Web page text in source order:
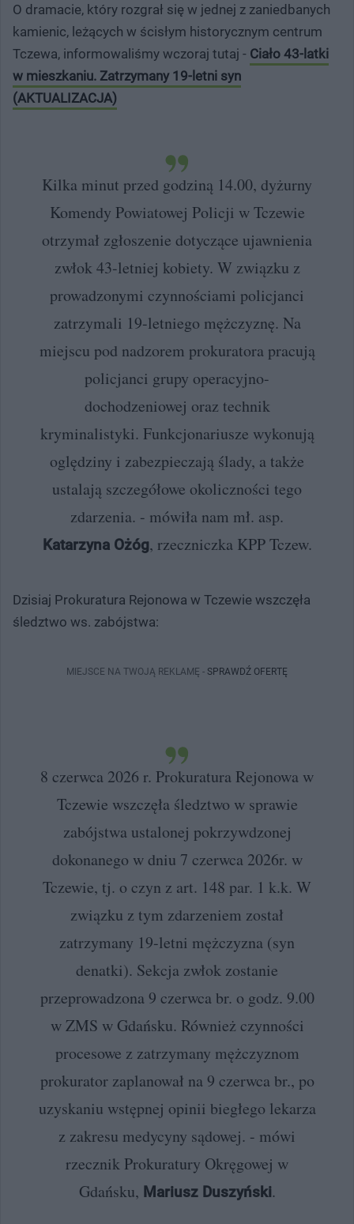
O dramacie, który rozgrał się w jednej z zaniedbanych
kamienic, leżących w ścisłym historycznym centrum
Tczewa, informowaliśmy wczoraj tutaj - Ciało 43-latki
w mieszkaniu. Zatrzymany 19-letni syn
(AKTUALIZACJA)
Kilka minut przed godziną 14.00, dyżurny
Komendy Powiatowej Policji w Tczewie
otrzymał zgłoszenie dotyczące ujawnienia
zwłok 43-letniej kobiety. W związku z
prowadzonymi czynnościami policjanci
zatrzymali 19-letniego mężczyznę. Na
miejscu pod nadzorem prokuratora pracują
policjanci grupy operacyjno-
dochodzeniowej oraz technik
kryminalistyki. Funkcjonariusze wykonują
oględziny i zabezpieczają ślady, a także
ustalają szczegółowe okoliczności tego
zdarzenia. - mówiła nam mł. asp.
Katarzyna Ożóg, rzeczniczka KPP Tczew.
Dzisiaj Prokuratura Rejonowa w Tczewie wszczęła
śledztwo ws. zabójstwa:
MIEJSCE NA TWOJĄ REKLAMĘ - SPRAWDŹ OFERTĘ
8 czerwca 2026 r. Prokuratura Rejonowa w
Tczewie wszczęła śledztwo w sprawie
zabójstwa ustalonej pokrzywdzonej
dokonanego w dniu 7 czerwca 2026r. w
Tczewie, tj. o czyn z art. 148 par. 1 k.k. W
związku z tym zdarzeniem został
zatrzymany 19-letni mężczyzna (syn
denatki). Sekcja zwłok zostanie
przeprowadzona 9 czerwca br. o godz. 9.00
w ZMS w Gdańsku. Również czynności
procesowe z zatrzymany mężczyznom
prokurator zaplanował na 9 czerwca br., po
uzyskaniu wstępnej opinii biegłego lekarza
z zakresu medycyny sądowej. - mówi
rzecznik Prokuratury Okręgowej w
Gdańsku, Mariusz Duszyński.